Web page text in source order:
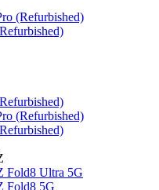
(Refurbished)
(Refurbished)
Fold8 Ultra 5G
Fold8 5G